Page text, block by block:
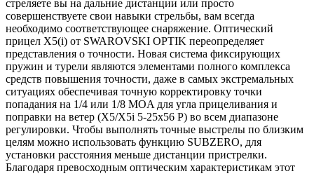
стреляете вы на дальние дистанции или просто
совершенствуете свои навыки стрельбы, вам всегда
необходимо соответствующее снаряжение. Оптический
прицел X5(i) от SWAROVSKI OPTIK переопределяет
представления о точности. Новая система фиксирующих
пружин и турели являются элементами полного комплекса
средств повышения точности, даже в самых экстремальных
ситуациях обеспечивая точную корректировку точки
попадания на 1/4 или 1/8 MOA для угла прицеливания и
поправки на ветер (X5/X5i 5-25x56 P) во всем диапазоне
регулировки. Чтобы выполнять точные выстрелы по близким
целям можно использовать функцию SUBZERO, для
установки расстояния меньше дистанции пристрелки.
Благодаря превосходным оптическим характеристикам этот